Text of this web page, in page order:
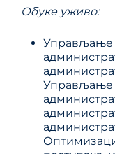
Обуке уживо:
Управљање
Управљање